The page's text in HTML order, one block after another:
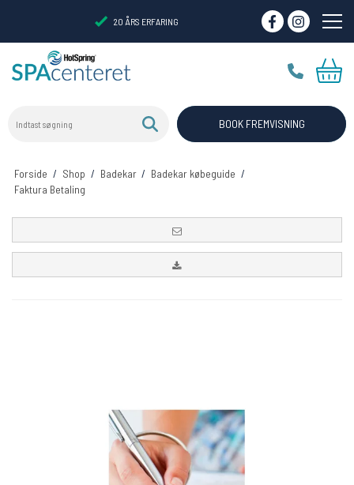
20 ÅRS ERFARING
VIRTUELT SHOWROOM
BOOK FREMVISNING
Forside / Shop / Badekar / Badekar købeguide /
Faktura Betaling